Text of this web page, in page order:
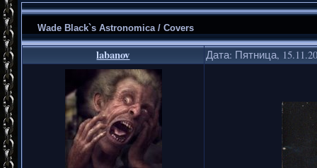
Wade Black`s Astronomica / Covers
labanov Дата: Пятница,